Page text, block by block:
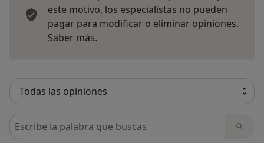
este motivo, los especialistas no pueden
pagar para modificar o eliminar opiniones.
Saber más.
Busca en opiniones